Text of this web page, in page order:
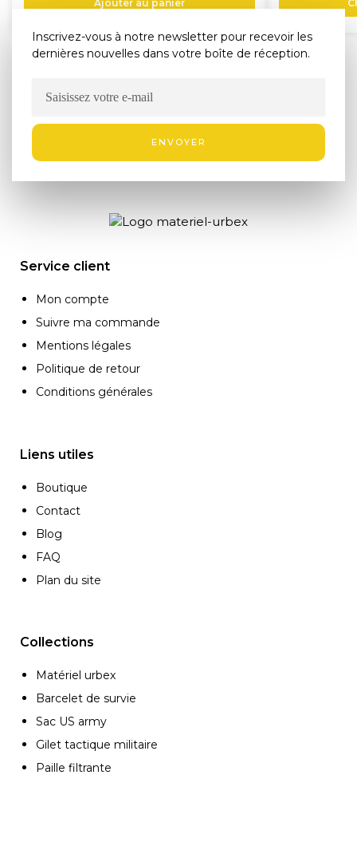
Ajouter au panier
Inscrivez-vous à notre newsletter pour recevoir les
dernières nouvelles dans votre boîte de réception.
ENVOYER
Service client
Mon compte
Suivre ma commande
Mentions légales
Politique de retour
Conditions générales
Liens utiles
Boutique
Contact
Blog
FAQ
Plan du site
Collections
Matériel urbex
Barcelet de survie
Sac US army
Gilet tactique militaire
Paille filtrante